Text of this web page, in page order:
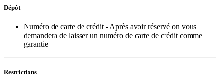
Dépôt
Numéro de carte de crédit - Après avoir réservé on vous
demandera de laisser un numéro de carte de crédit comme
garantie
Restrictions